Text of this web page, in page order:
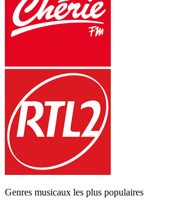
Genres musicaux les plus populaires